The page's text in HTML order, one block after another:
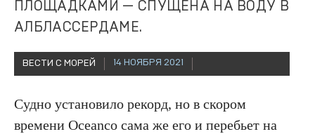
ПЛОЩАДКАМИ — СПУЩЕНА НА ВОДУ В
АЛБЛАССЕРДАМЕ.
ВЕСТИ С МОРЕЙ 14 НОЯБРЯ 2021
Судно установило рекорд, но в скором
времени Oceanco сама же его и перебьет на